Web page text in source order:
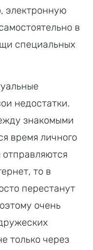
электронную
в
специальных
недостатки.
знакомыми
время личного
то в
перестанут
очень
только через